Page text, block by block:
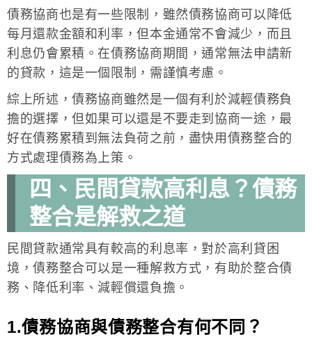
債務協商也是有一些限制，雖然債務協商可以降低
每月還款金額和利率，但本金通常不會減少，而且
利息仍會累積。在債務協商期間，通常無法申請新
的貸款，這是一個限制，需謹慎考慮。
綜上所述，債務協商雖然是一個有利於減輕債務負
擔的選擇，但如果可以還是不要走到協商一途，最
好在債務累積到無法負荷之前，盡快用債務整合的
方式處理債務為上策。
四、民間貸款高利息？債務
整合是解救之道
民間貸款通常具有較高的利息率，對於高利貸困
境，債務整合可以是一種解救方式，有助於整合債
務、降低利率、減輕償還負擔。
1.債務協商與債務整合有何不同？